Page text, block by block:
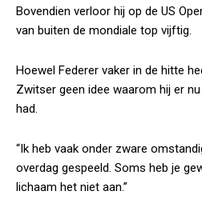
Bovendien verloor hij op de US
van buiten de mondiale top vijftig.
Hoewel Federer vaker in de hitte
Zwitser geen idee waarom hij er
had.
“Ik heb vaak onder zware
overdag gespeeld. Soms heb je
lichaam het niet aan.”